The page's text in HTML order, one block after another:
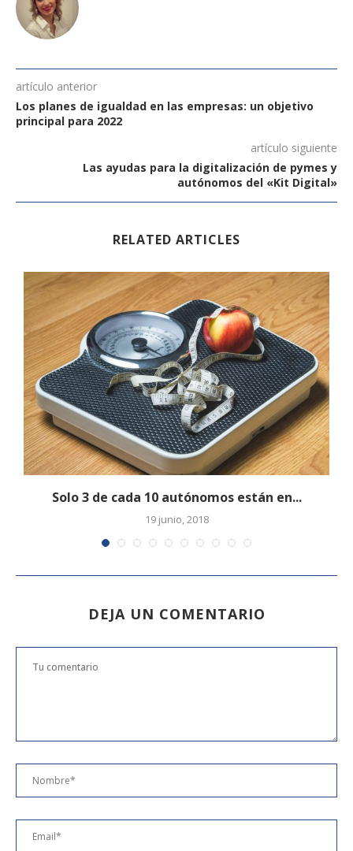
artículo anterior
Los planes de igualdad en las empresas: un objetivo
principal para 2022
artículo siguiente
Las ayudas para la digitalización de pymes y
autónomos del «Kit Digital»
RELATED ARTICLES
Solo 3 de cada 10 autónomos están en...
19 junio, 2018
DEJA UN COMENTARIO